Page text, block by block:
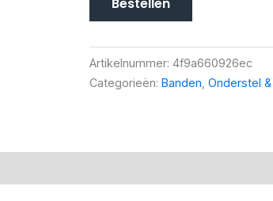
Artikelnummer: 4f9a660926ec
Categorieën: Banden Onderstel